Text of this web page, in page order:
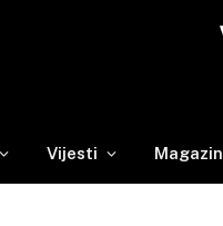
Vijesti Magazin